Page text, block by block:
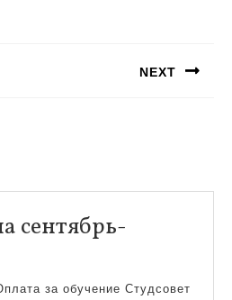
NEXT
сентябрь-
за обучение Студсовет